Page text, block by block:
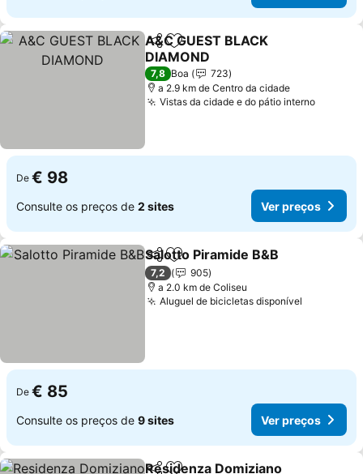
PartilharAdicionar aos favoritos
A&C GUEST BLACK
DIAMOND
7,8 Boa
723
a 2.9 km de Centro da cidade
Vistas da cidade e do pátio interno
De € 98
Consulte os preços de 2 sites Ver preços
PartilharAdicionar aos favoritos
Salotto Piramide B&B
7,2
905
a 2.0 km de Coliseu
Aluguel de bicicletas disponível
De € 85
Consulte os preços de 9 sites Ver preços
Residenza Domiziano